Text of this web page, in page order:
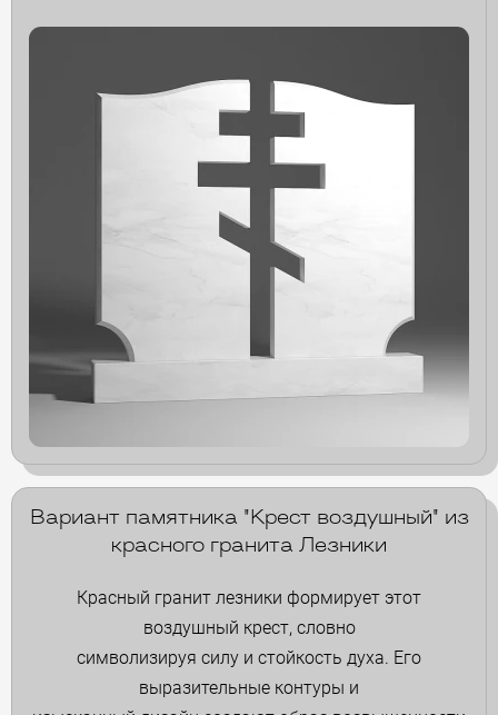
Вариант памятника "Крест воздушный" из
красного гранита Лезники
Красный гранит лезники формирует этот
воздушный крест, словно
символизируя силу и стойкость духа. Его
выразительные контуры и